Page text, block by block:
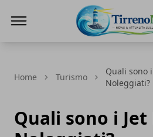
Home Turismo
Quali sono
Noleggiati?
Quali sono i